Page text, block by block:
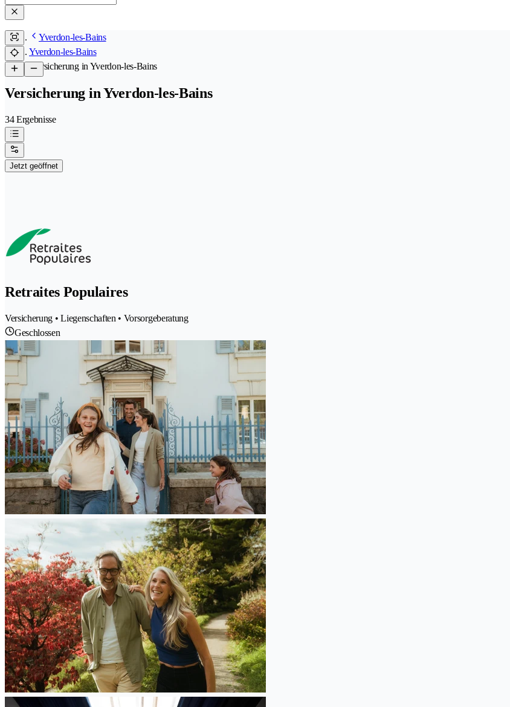
Yverdon-les-Bains
Yverdon-les-Bains
/Versicherung in Yverdon-les-Bains
Versicherung in Yverdon-les-Bains
34 Ergebnisse
Jetzt geöffnet
Retraites Populaires
Versicherung • Liegenschaften • Vorsorgeberatung
Geschlossen